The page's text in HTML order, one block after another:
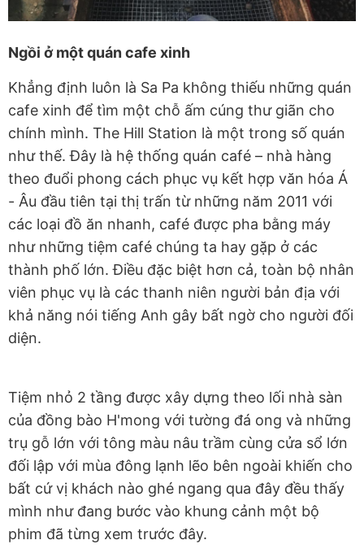
Ngồi ở một quán cafe xinh
Khẳng định luôn là Sa Pa không thiếu những quán
cafe xinh để tìm một chỗ ấm cúng thư giãn cho
chính mình. The Hill Station là một trong số quán
như thế. Đây là hệ thống quán café – nhà hàng
theo đuổi phong cách phục vụ kết hợp văn hóa Á
- Âu đầu tiên tại thị trấn từ những năm 2011 với
các loại đồ ăn nhanh, café được pha bằng máy
như những tiệm café chúng ta hay gặp ở các
thành phố lớn. Điều đặc biệt hơn cả, toàn bộ nhân
viên phục vụ là các thanh niên người bản địa với
khả năng nói tiếng Anh gây bất ngờ cho người đối
diện.
Tiệm nhỏ 2 tầng được xây dựng theo lối nhà sàn
của đồng bào H'mong với tường đá ong và những
trụ gỗ lớn với tông màu nâu trầm cùng cửa sổ lớn
đối lập với mùa đông lạnh lẽo bên ngoài khiến cho
bất cứ vị khách nào ghé ngang qua đây đều thấy
mình như đang bước vào khung cảnh một bộ
phim đã từng xem trước đây.